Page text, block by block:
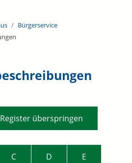
Bürgerservice
überspringen
C D E